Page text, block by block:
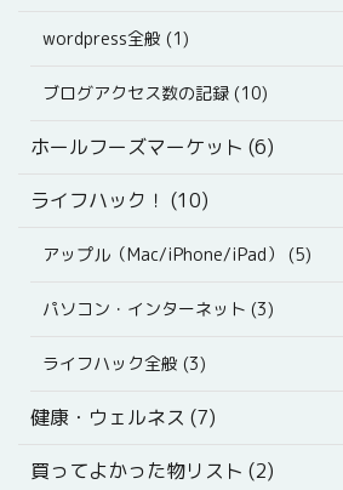
wordpress全般 (1)
ブログアクセス数の記録 (10)
ホールフーズマーケット (6)
ライフハック！ (10)
アップル（Mac/iPhone/iPad） (5)
パソコン・インターネット (3)
ライフハック全般 (3)
健康・ウェルネス (7)
買ってよかった物リスト (2)